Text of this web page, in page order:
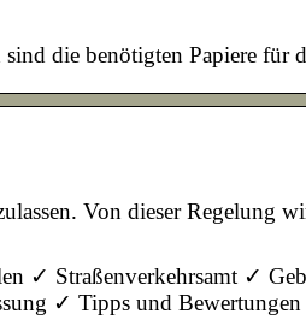
die benötigten Papiere für
Von dieser Regelung
✓ Straßenverkehrsamt ✓
✓ Tipps und